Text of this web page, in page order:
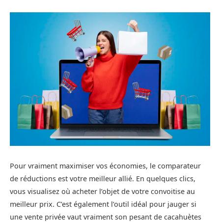
Pour vraiment maximiser vos économies, le comparateur
de réductions est votre meilleur allié. En quelques clics,
vous visualisez où acheter l’objet de votre convoitise au
meilleur prix. C’est également l’outil idéal pour jauger si
une vente privée vaut vraiment son pesant de cacahuètes